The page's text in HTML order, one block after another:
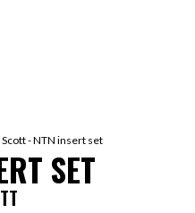
Scott - NTN insert set
SET